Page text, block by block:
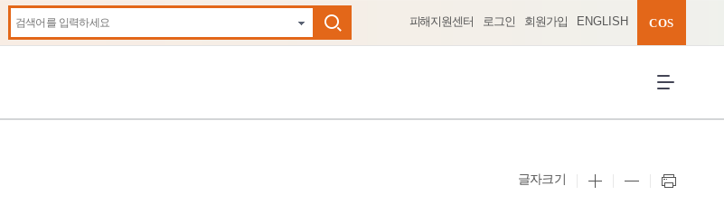
자동완성 펼치기
검색
피해지원센터 로그인 회원가입 ENGLISH COS
글자크기